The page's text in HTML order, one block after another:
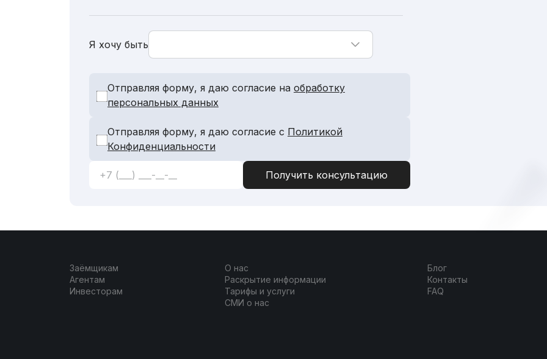
Я хочу быть
Отправляя форму, я даю согласие на обработку
персональных данных
Отправляя форму, я даю согласие с Политикой
Конфиденциальности
Заёмщикам
Агентам
Инвесторам
О нас
Раскрытие информации
Тарифы и услуги
СМИ о нас
Блог
Контакты
FAQ